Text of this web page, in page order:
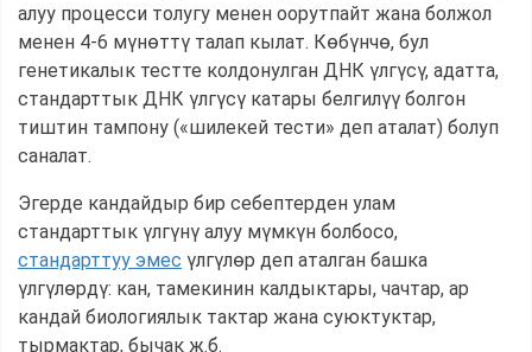
алуу процесси толугу менен оорутпайт жана болжол
менен 4-6 мүнөттү талап кылат. Көбүнчө, бул
генетикалык тестте колдонулган ДНК үлгүсү, адатта,
стандарттык ДНК үлгүсү катары белгилүү болгон
тиштин тампону («шилекей тести» деп аталат) болуп
саналат.
Эгерде кандайдыр бир себептерден улам
стандарттык үлгүнү алуу мүмкүн болбосо,
стандарттуу эмес үлгүлөр деп аталган башка
үлгүлөрдү: кан, тамекинин калдыктары, чачтар, ар
кандай биологиялык тактар ​​жана суюктуктар,
тырмактар, бычак ж.б.